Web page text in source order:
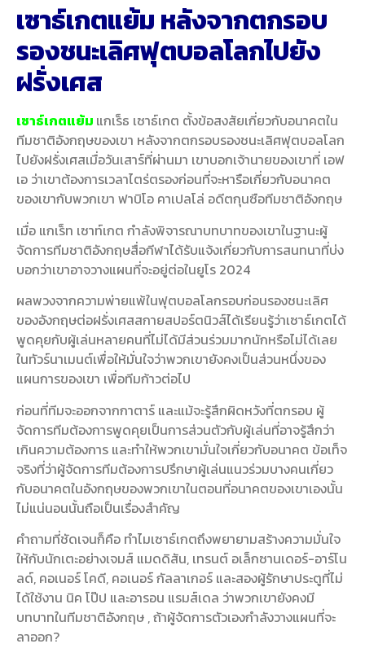
เซาธ์เกตแย้ม หลังจากตกรอบ
รองชนะเลิศฟุตบอลโลกไปยัง
ฝรั่งเศส
เซาธ์เกตแย้ม แกเร็ธ เซาธ์เกต ตั้งข้อสงสัยเกี่ยวกับอนาคตใน
ทีมชาติอังกฤษของเขา หลังจากตกรอบรองชนะเลิศฟุตบอลโลก
ไปยังฝรั่งเศสเมื่อวันเสาร์ที่ผ่านมา เขาบอกเจ้านายของเขาที่ เอฟ
เอ ว่าเขาต้องการเวลาไตร่ตรองก่อนที่จะหารือเกี่ยวกับอนาคต
ของเขากับพวกเขา ฟาบิโอ คาเปลโล่ อดีตกุนซือทีมชาติอังกฤษ
เมื่อ แกเร็ท เซาท์เกต กำลังพิจารณาบทบาทของเขาในฐานะผู้
จัดการทีมชาติอังกฤษสื่อกีฬาได้รับแจ้งเกี่ยวกับการสนทนาที่บ่ง
บอกว่าเขาอาจวางแผนที่จะอยู่ต่อในยูโร 2024
ผลพวงจากความพ่ายแพ้ในฟุตบอลโลกรอบก่อนรองชนะเลิศ
ของอังกฤษต่อฝรั่งเศสสกายสปอร์ตนิวส์ได้เรียนรู้ว่าเซาธ์เกตได้
พูดคุยกับผู้เล่นหลายคนที่ไม่ได้มีส่วนร่วมมากนักหรือไม่ได้เลย
ในทัวร์นาเมนต์เพื่อให้มั่นใจว่าพวกเขายังคงเป็นส่วนหนึ่งของ
แผนการของเขา เพื่อทีมก้าวต่อไป
ก่อนที่ทีมจะออกจากกาตาร์ และแม้จะรู้สึกผิดหวังที่ตกรอบ ผู้
จัดการทีมต้องการพูดคุยเป็นการส่วนตัวกับผู้เล่นที่อาจรู้สึกว่า
เกินความต้องการ และทำให้พวกเขามั่นใจเกี่ยวกับอนาคต ข้อเท็จ
จริงที่ว่าผู้จัดการทีมต้องการปรึกษาผู้เล่นแนวร่วมบางคนเกี่ยว
กับอนาคตในอังกฤษของพวกเขาในตอนที่อนาคตของเขาเองนั้น
ไม่แน่นอนนั้นถือเป็นเรื่องสำคัญ
คำถามที่ชัดเจนก็คือ ทำไมเซาธ์เกตถึงพยายามสร้างความมั่นใจ
ให้กับนักเตะอย่างเจมส์ แมดดิสัน, เทรนต์ อเล็กซานเดอร์-อาร์โน
ลด์, คอเนอร์ โคดี, คอเนอร์ กัลลาเกอร์ และสองผู้รักษาประตูที่ไม่
ได้ใช้งาน นิค โป๊ป และอารอน แรมส์เดล ว่าพวกเขายังคงมี
บทบาทในทีมชาติอังกฤษ , ถ้าผู้จัดการตัวเองกำลังวางแผนที่จะ
ลาออก?